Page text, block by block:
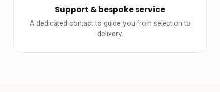
Support & bespoke service
A dedicated contact to guide you from selection to
delivery.